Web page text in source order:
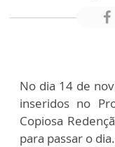
No dia 14 de
inseridos no
Copiosa
para passar o dia.